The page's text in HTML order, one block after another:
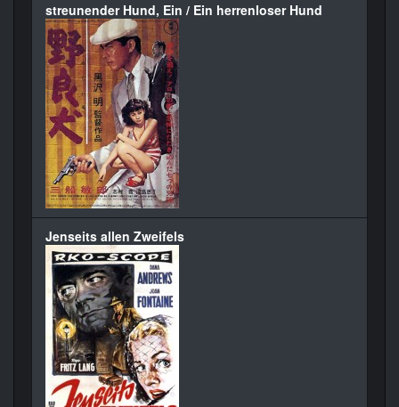
streunender Hund, Ein / Ein herrenloser Hund
Jenseits allen Zweifels